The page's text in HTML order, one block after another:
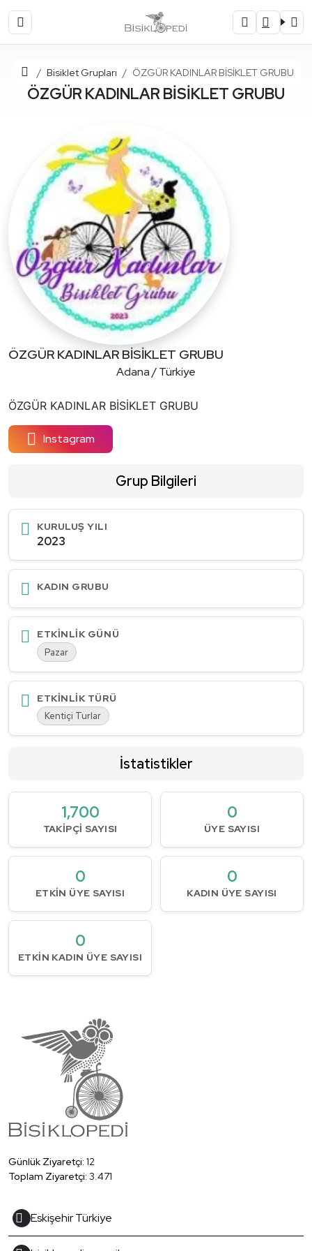
Ana SayfaBisiklet Grupları ÖZGÜR KADINLAR BİSİKLET GRUBU
ÖZGÜR KADINLAR BİSİKLET GRUBU
ÖZGÜR KADINLAR BİSİKLET GRUBU
Adana / Türkiye
ÖZGÜR KADINLAR BİSİKLET GRUBU
Instagram
Grup Bilgileri
KURULUŞ YILI
2023
KADIN GRUBU
ETKINLIK GÜNÜ
Pazar
ETKINLIK TÜRÜ
Kentiçi Turlar
İstatistikler
1,700
TAKIPÇI SAYISI
0
ÜYE SAYISI
0
ETKIN ÜYE SAYISI
0
KADIN ÜYE SAYISI
0
ETKIN KADIN ÜYE SAYISI
Günlük Ziyaretçi: 12
Toplam Ziyaretçi: 3.471
Eskişehir Türkiye